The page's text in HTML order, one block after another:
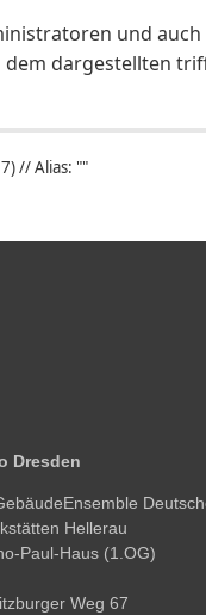
und
dargestellten
// Alias: ""
Dresden
Hellerau
Paul-Haus (1.OG)
Weg 67